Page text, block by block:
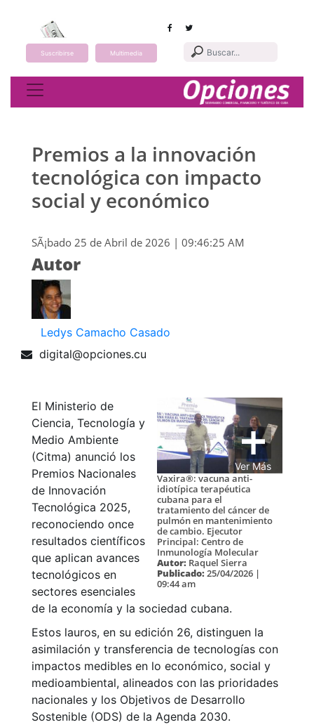
Suscribirse Multimedia
Toggle navigation
Premios a la innovación
tecnológica con impacto
social y económico
SÃ¡bado 25 de Abril de 2026 | 09:46:25 AM
Autor
Ledys Camacho Casado
digital@opciones.cu
Ver Más
Vaxira®: vacuna anti-
idiotípica terapéutica
cubana para el
tratamiento del cáncer de
pulmón en mantenimiento
de cambio. Ejecutor
Principal: Centro de
Inmunología Molecular
Autor: Raquel Sierra
Publicado: 25/04/2026 |
09:44 am
El Ministerio de
Ciencia, Tecnología y
Medio Ambiente
(Citma) anunció los
Premios Nacionales
de Innovación
Tecnológica 2025,
reconociendo once
resultados científicos
que aplican avances
tecnológicos en
sectores esenciales
de la economía y la sociedad cubana.
Estos lauros, en su edición 26, distinguen la
asimilación y transferencia de tecnologías con
impactos medibles en lo económico, social y
medioambiental, alineados con las prioridades
nacionales y los Objetivos de Desarrollo
Sostenible (ODS) de la Agenda 2030.